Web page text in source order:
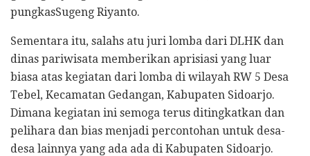
pungkasSugeng Riyanto.
Sementara itu, salahs atu juri lomba dari DLHK dan
dinas pariwisata memberikan aprisiasi yang luar
biasa atas kegiatan dari lomba di wilayah RW 5 Desa
Tebel, Kecamatan Gedangan, Kabupaten Sidoarjo.
Dimana kegiatan ini semoga terus ditingkatkan dan
pelihara dan bias menjadi percontohan untuk desa-
desa lainnya yang ada ada di Kabupaten Sidoarjo.